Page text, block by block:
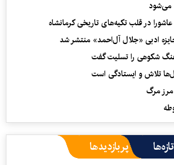
می‌شود
در قلب تکیه‌های تاریخی کرمانشاه
ادبی «جلال آل‌احمد» منتشر شد
شکوهی را تسلیت گفت
تلاش و ایستادگی است
مرگ
تازه‌ها پربازدیدها